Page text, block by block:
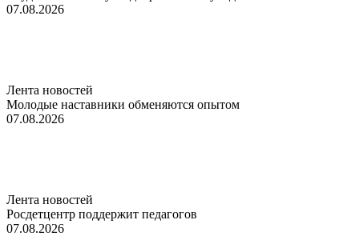
07.08.2026
Лента новостей
Молодые наставники обменяются опытом
07.08.2026
Лента новостей
Росдетцентр поддержит педагогов
07.08.2026